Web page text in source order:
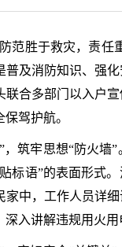
范胜于救灾，责任
普及消防知识、强
联合多部门以入户
驾护航。
，筑牢思想“防火
标语”的表面形式
家中，工作人员详
入讲解违规用火